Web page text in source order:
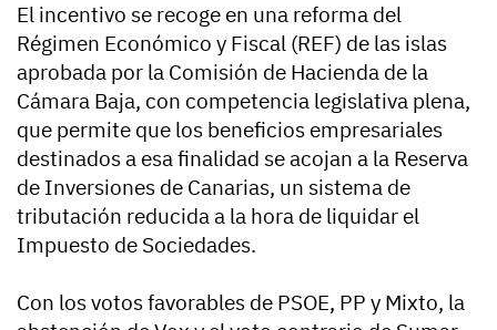
El incentivo se recoge en una reforma del
Régimen Económico y Fiscal (REF) de las islas
aprobada por la Comisión de Hacienda de la
Cámara Baja, con competencia legislativa plena,
que permite que los beneficios empresariales
destinados a esa finalidad se acojan a la Reserva
de Inversiones de Canarias, un sistema de
tributación reducida a la hora de liquidar el
Impuesto de Sociedades.
Con los votos favorables de PSOE, PP y Mixto, la